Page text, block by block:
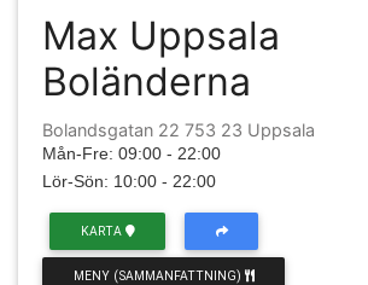
Max Uppsala
Boländerna
Bolandsgatan 22 753 23 Uppsala
Mån-Fre: 09:00 - 22:00
Lör-Sön: 10:00 - 22:00
KARTA
MENY (SAMMANFATTNING)